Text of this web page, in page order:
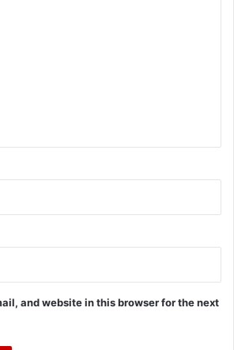
and website in this browser for the next